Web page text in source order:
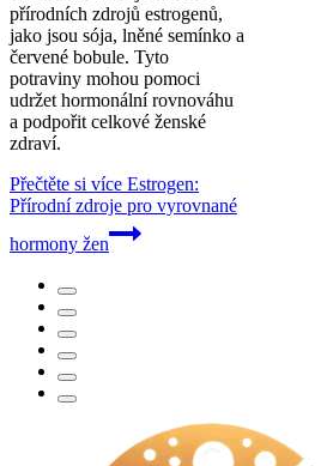
přírodních zdrojů estrogenů,
jako jsou sója, lněné semínko a
červené bobule. Tyto
potraviny mohou pomoci
udržet hormonální rovnováhu
a podpořit celkové ženské
zdraví.
Přečtěte si více Estrogen:
Přírodní zdroje pro vyrovnané
hormony žen